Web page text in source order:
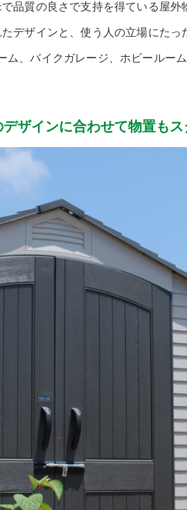
品質の良さで支持を得ている屋外
デザインと、使う人の立場にたっ
ム、バイクガレージ、ホビールー
ザインに合わせて物置もス